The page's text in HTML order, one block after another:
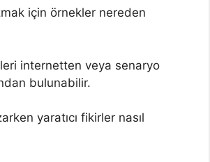
için örnekler nereden
internetten veya senaryo
bulunabilir.
yaratıcı fikirler nasıl